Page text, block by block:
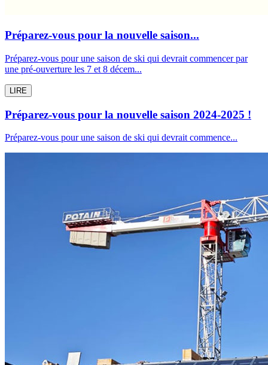
Préparez-vous pour la nouvelle saison...
Préparez-vous pour une saison de ski qui devrait commencer par
une pré-ouverture les 7 et 8 décem...
LIRE
Préparez-vous pour la nouvelle saison 2024-2025 !
Préparez-vous pour une saison de ski qui devrait commence...